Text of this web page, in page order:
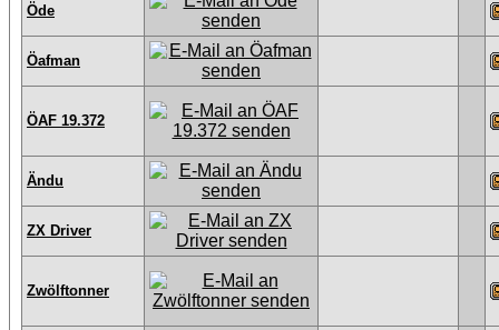
Öde
Öafman
ÖAF 19.372
Ändu
ZX Driver
Zwölftonner